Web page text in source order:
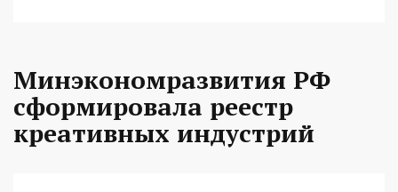
Минэкономразвития РФ
сформировала реестр
креативных индустрий